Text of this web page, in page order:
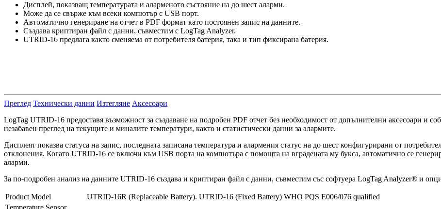
Дисплей, показващ температурата и аларменото състояние на до шест аларми.
Може да се свърже към всеки компютър с USB порт.
Автоматично генериране на отчет в PDF формат като постоянен запис на данните.
Създава криптиран файл с данни, съвместим с LogTag Analyzer.
UTRID-16 предлага както сменяема от потребителя батерия, така и тип фиксирана батерия.
Преглед Технически данни Изтегляне Аксесоари
LogTag UTRID-16 предоставя възможност за създаване на подробен PDF отчет без необходимост от допълнителни аксесоари и
незабавен преглед на текущите и миналите температури, както и статистически данни за алармите.
Дисплеят показва статуса на запис, последната записана температура и алармения статус на до шест конфигурирани от
отклонения. Когато UTRID-16 се включи към USB порта на компютъра с помощта на вградената му букса, автоматично се
аларми.
За по-подробен анализ на данните UTRID-16 създава и криптиран файл с данни, съвместим със софтуера LogTag Analyzer® и
Product Model
UTRID-16R (Replaceable Battery). UTRID-16 (Fixed Battery) WHO PQS E006/076 qualified